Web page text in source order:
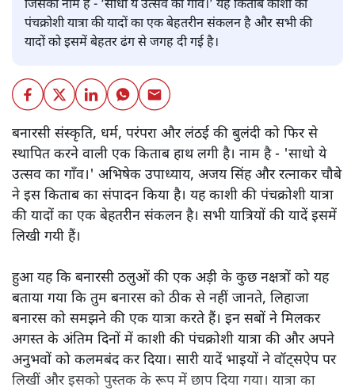
जिसका नाम है - ‘साधो ये उत्सव का गाँव।’ यह किताब काशी की
पंचक्रोशी यात्रा की यादों का एक बेहतरीन संकलन है और सभी की
यादों को इसमें बेहतर ढंग से जगह दी गई है।
बनारसी संस्कृति, धर्म, परंपरा और लंठई की बुलंदी को फिर से
स्थापित करने वाली एक किताब हाथ लगी है। नाम है - 'साधो ये
उत्सव का गाँव।' अभिषेक उपाध्याय, अजय सिंह और रत्नाकर चौबे
ने इस किताब का संपादन किया है। यह काशी की पंचक्रोशी यात्रा
की यादों का एक बेहतरीन संकलन है। सभी यात्रियों की यादें इसमें
लिखी गयी हैं।
हुआ यह कि बनारसी ठलुओं की एक अड़ी के कुछ नक्षत्रों को यह
बताया गया कि तुम बनारस को ठीक से नहीं जानते, लिहाजा
बनारस को समझने की एक यात्रा करते हैं। इन सबों ने मिलकर
अगस्त के अंतिम दिनों में काशी की पंचक्रोशी यात्रा की और अपने
अनुभवों को कलमबंद कर दिया। सारी यादें भाइयों ने वॉट्सऐप पर
लिखीं और इसको पुस्तक के रूप में छाप दिया गया। यात्रा का